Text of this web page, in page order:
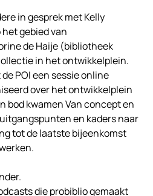
in gesprek met Kelly
gebied van
de Haije (bibliotheek
in het ontwikkelplein.
POI een sessie online
over het ontwikkelplein
bod kwamen Van concept en
en kaders naar
tot de laatste bijeenkomst
die probiblio gemaakt